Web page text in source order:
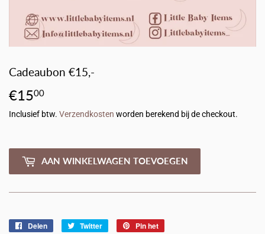
Cadeaubon €15,-
€1500
Inclusief btw. Verzendkosten worden berekend bij de checkout.
AAN WINKELWAGEN TOEVOEGEN
Delen
Delen
Twitter
TwitterenPin het